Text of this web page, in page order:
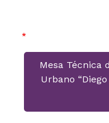
Mesa Técnica
Urbano